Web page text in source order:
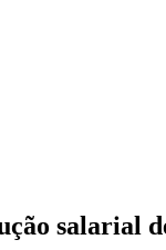
salarial